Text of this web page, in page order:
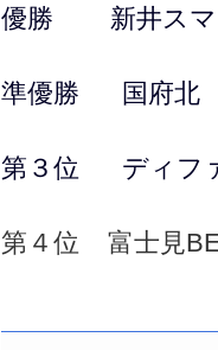
優勝 新井スマ
準優勝 国府北
第３位 ディフ
第４位 富士見